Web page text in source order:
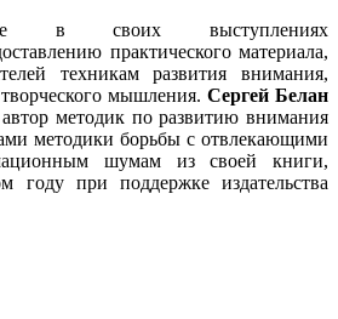
в своих выступлениях
практического материала,
техникам развития внимания,
мышления. Сергей Белан
методик по развитию внимания
методики борьбы с отвлекающими
шумам из своей книги,
году при поддержке издательства